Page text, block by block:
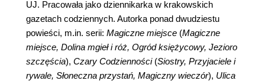
UJ. Pracowała jako dziennikarka w krakowskich
gazetach codziennych. Autorka ponad dwudziestu
powieści, m.in. serii: Magiczne miejsce (Magiczne
miejsce, Dolina mgieł i róż, Ogród księżycowy, Jezioro
szczęścia), Czary Codzienności (Siostry, Przyjaciele i
rywale, Słoneczna przystań, Magiczny wieczór), Ulica